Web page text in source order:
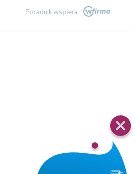
Poradnik wspiera